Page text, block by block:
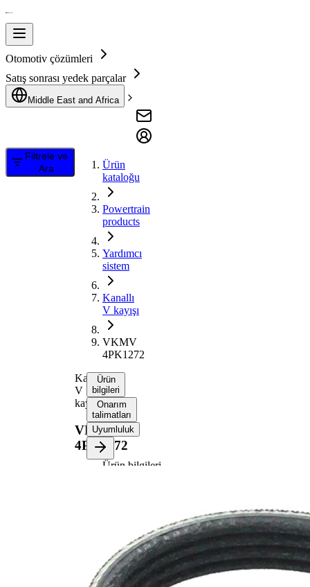
Otomotiv çözümleri
Satış sonrası yedek parçalar
Middle East and Africa
Filtrele ve
Ara
Ürün
kataloğu
Powertrain
products
Yardımcı
sistem
Kanallı
V kayışı
VKMV
4PK1272
Kanallı
V
kayışı
VKMV
4PK1272
Ürün
bilgileri
Onarım
talimatları
Uyumluluk
Ürün bilgileri
mm
siyah
Kaburga
sayısı
4